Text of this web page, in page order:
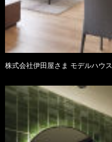
株式会社伊田屋さま モデルハウス